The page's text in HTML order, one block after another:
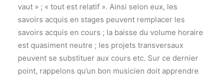
vaut » ; « tout est relatif ». Ainsi selon eux, les
savoirs acquis en stages peuvent remplacer les
savoirs acquis en cours ; la baisse du volume horaire
est quasiment neutre ; les projets transversaux
peuvent se substituer aux cours etc. Sur ce dernier
point, rappelons qu’un bon musicien doit apprendre